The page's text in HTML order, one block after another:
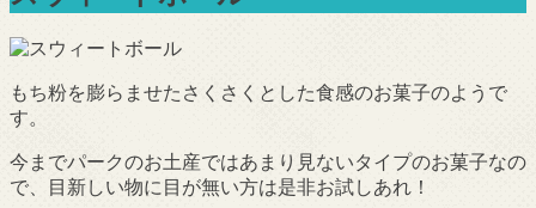
もち粉を膨らませたさくさくとした食感のお菓子のようで
す。
今までパークのお土産ではあまり見ないタイプのお菓子なの
で、目新しい物に目が無い方は是非お試しあれ！